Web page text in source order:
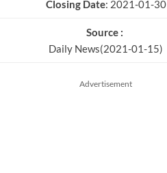
Closing Date: 2021-01-30
Source :
Daily News(2021-01-15)
Advertisement